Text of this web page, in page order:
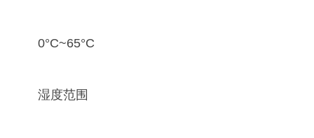
0°C~65°C
湿度范围